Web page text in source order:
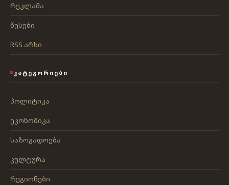
რეკლამა
წესები
RSS არხი
ᲙᲐᲢᲔᲒᲝᲠᲘᲔᲑᲘ
პოლიტიკა
ეკონომიკა
საზოგადოება
კულტურა
რეგიონები